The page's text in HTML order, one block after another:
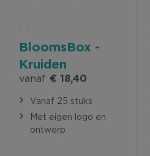
BloomsBox -
Kruiden
vanaf € 18,40
Vanaf 25 stuks
Met eigen logo en
ontwerp